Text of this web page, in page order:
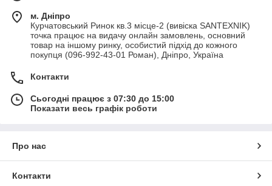
м. Дніпро
Курчатовський Ринок кв.3 місце-2 (вивіска SANTEXNIK)
точка працює на видачу онлайн замовлень, основний
товар на іншому ринку, особистий підхід до кожного
покупця (096-992-43-01 Роман), Дніпро, Україна
Контакти
Сьогодні працює з 07:30 до 15:00
Показати весь графік роботи
Про нас
Контакти